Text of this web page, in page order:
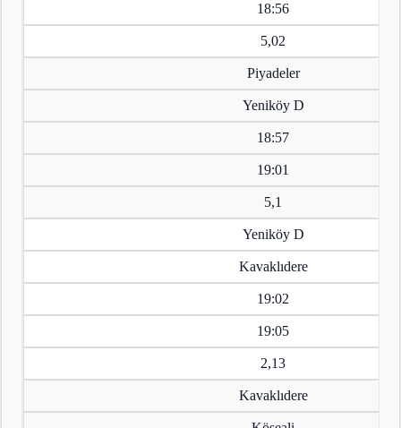
18:56
5,02
Piyadeler
Yeniköy D
18:57
19:01
5,1
Yeniköy D
Kavaklıdere
19:02
19:05
2,13
Kavaklıdere